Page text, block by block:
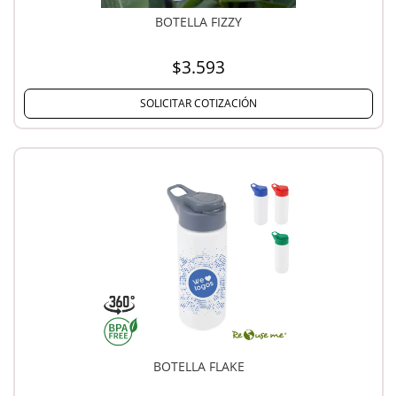
BOTELLA FIZZY
$3.593
SOLICITAR COTIZACIÓN
BOTELLA FLAKE